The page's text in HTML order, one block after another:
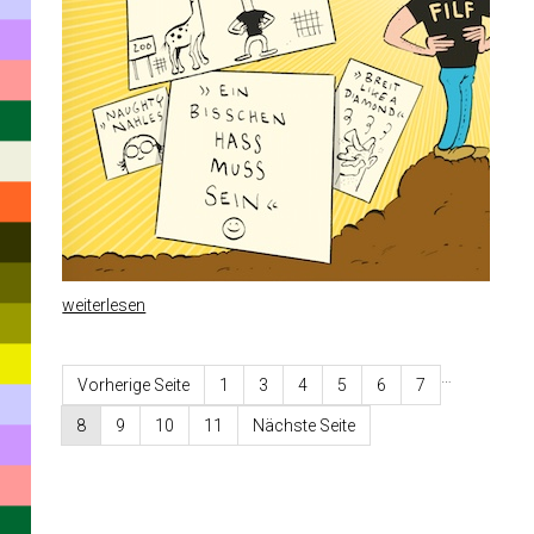
weiterlesen
Vorherige Seite 1 3 4 5 6 7
8 9 10 11 Nächste Seite